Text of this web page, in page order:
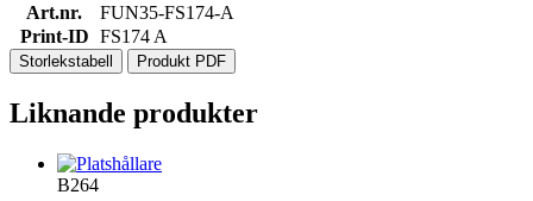
Art.nr.
FUN35-FS174-A
Print-ID FS174 A
Storlekstabell Produkt PDF
Liknande produkter
B264